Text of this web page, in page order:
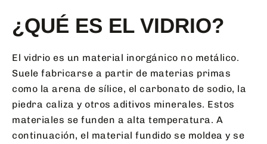
¿QUÉ ES EL VIDRIO?
El vidrio es un material inorgánico no metálico.
Suele fabricarse a partir de materias primas
como la arena de sílice, el carbonato de sodio, la
piedra caliza y otros aditivos minerales. Estos
materiales se funden a alta temperatura. A
continuación, el material fundido se moldea y se